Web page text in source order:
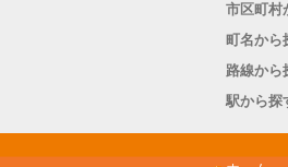
市区町村
町名から
路線から
駅から探